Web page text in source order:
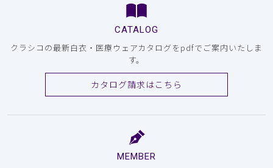
CATALOG
クラシコの最新白衣・医療ウェアカタログをpdfでご案内いたしま
す。
カタログ請求はこちら
MEMBER